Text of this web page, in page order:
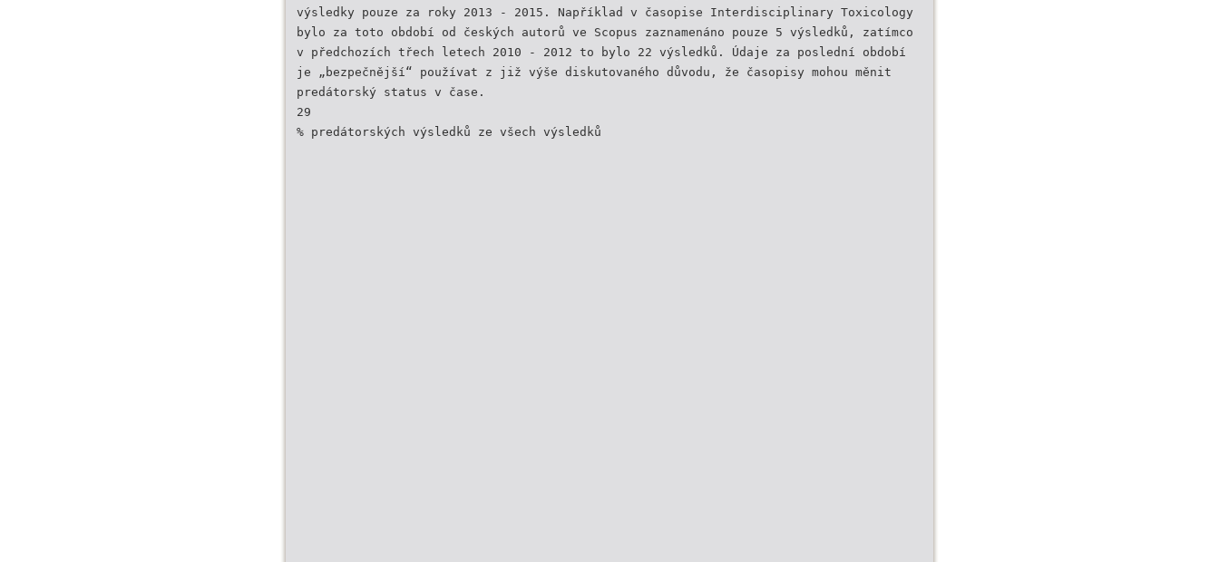
výsledky pouze za roky 2013 - 2015. Například v časopise Interdisciplinary Toxicology
bylo za toto období od českých autorů ve Scopus zaznamenáno pouze 5 výsledků, zatímco
v předchozích třech letech 2010 - 2012 to bylo 22 výsledků. Údaje za poslední období
je „bezpečnější“ používat z již výše diskutovaného důvodu, že časopisy mohou měnit
predátorský status v čase.
29
% predátorských výsledků ze všech výsledků